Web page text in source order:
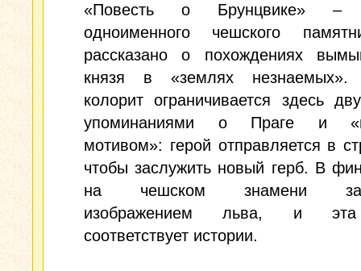
«Повесть о Брунцвике» –
одноименного чешского
рассказано о похождениях
князя в «землях незнаемых».
колорит ограничивается здесь
упоминаниями о Праге и
мотивом»: герой отправляется в
чтобы заслужить новый герб. В
на чешском знамени
изображением льва, и
соответствует истории.